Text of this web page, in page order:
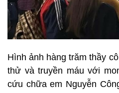
Hình ảnh hàng trăm thầy
thử và truyền máu với
cứu chữa em Nguyễn